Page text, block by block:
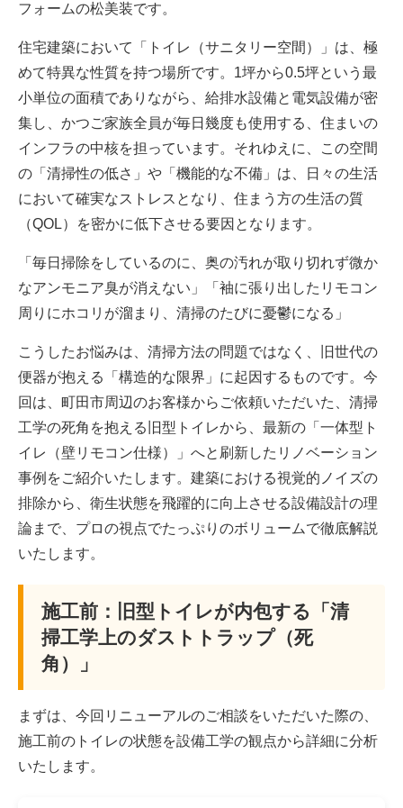
フォームの松美装です。
住宅建築において「トイレ（サニタリー空間）」は、極
めて特異な性質を持つ場所です。1坪から0.5坪という最
小単位の面積でありながら、給排水設備と電気設備が密
集し、かつご家族全員が毎日幾度も使用する、住まいの
インフラの中核を担っています。それゆえに、この空間
の「清掃性の低さ」や「機能的な不備」は、日々の生活
において確実なストレスとなり、住まう方の生活の質
（QOL）を密かに低下させる要因となります。
「毎日掃除をしているのに、奥の汚れが取り切れず微か
なアンモニア臭が消えない」「袖に張り出したリモコン
周りにホコリが溜まり、清掃のたびに憂鬱になる」
こうしたお悩みは、清掃方法の問題ではなく、旧世代の
便器が抱える「構造的な限界」に起因するものです。今
回は、町田市周辺のお客様からご依頼いただいた、清掃
工学の死角を抱える旧型トイレから、最新の「一体型ト
イレ（壁リモコン仕様）」へと刷新したリノベーション
事例をご紹介いたします。建築における視覚的ノイズの
排除から、衛生状態を飛躍的に向上させる設備設計の理
論まで、プロの視点でたっぷりのボリュームで徹底解説
いたします。
施工前：旧型トイレが内包する「清
掃工学上のダストトラップ（死
角）」
まずは、今回リニューアルのご相談をいただいた際の、
施工前のトイレの状態を設備工学の観点から詳細に分析
いたします。